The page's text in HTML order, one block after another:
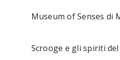
Museum of Senses di
Scrooge e gli spiriti